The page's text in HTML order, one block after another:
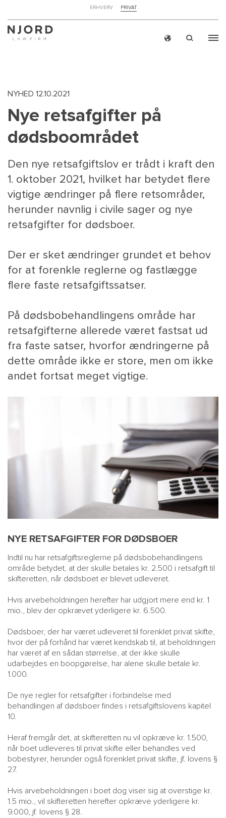
TOP
MENU
ERHVERV PRIVAT
NYHED 12.10.2021
Nye retsafgifter på
dødsboområdet
Den nye retsafgiftslov er trådt i kraft den
1. oktober 2021, hvilket har betydet flere
vigtige ændringer på flere retsområder,
herunder navnlig i civile sager og nye
retsafgifter for dødsboer.
Der er sket ændringer grundet et behov
for at forenkle reglerne og fastlægge
flere faste retsafgiftssatser.
På dødsbobehandlingens område har
retsafgifterne allerede været fastsat ud
fra faste satser, hvorfor ændringerne på
dette område ikke er store, men om ikke
andet fortsat meget vigtige.
NYE RETSAFGIFTER FOR DØDSBOER
Indtil nu har retsafgiftsreglerne på dødsbobehandlingens
område betydet, at der skulle betales kr. 2.500 i retsafgift til
skifteretten, når dødsboet er blevet udleveret.
Hvis arvebeholdningen herefter har udgjort mere end kr. 1
mio., blev der opkrævet yderligere kr. 6.500.
Dødsboer, der har været udleveret til forenklet privat skifte,
hvor der på forhånd har været kendskab til, at beholdningen
har været af en sådan størrelse, at der ikke skulle
udarbejdes en boopgørelse, har alene skulle betale kr.
1.000.
De nye regler for retsafgifter i forbindelse med
behandlingen af dødsboer findes i retsafgiftslovens kapitel
10.
Heraf fremgår det, at skifteretten nu vil opkræve kr. 1.500,
når boet udleveres til privat skifte eller behandles ved
bobestyrer, herunder også forenklet privat skifte, jf. lovens §
27.
Hvis arvebeholdningen i boet dog viser sig at overstige kr.
1.5 mio., vil skifteretten herefter opkræve yderligere kr.
9.000, jf. lovens § 28.